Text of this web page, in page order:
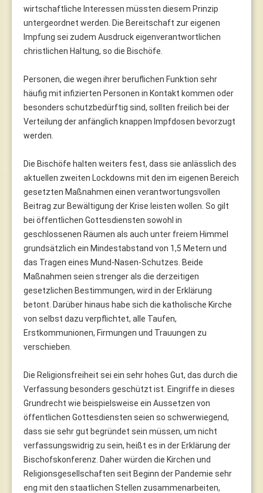
wirtschaftliche Interessen müssten diesem Prinzip
untergeordnet werden. Die Bereitschaft zur eigenen
Impfung sei zudem Ausdruck eigenverantwortlichen
christlichen Haltung, so die Bischöfe.
Personen, die wegen ihrer beruflichen Funktion sehr
häufig mit infizierten Personen in Kontakt kommen oder
besonders schutzbedürftig sind, sollten freilich bei der
Verteilung der anfänglich knappen Impfdosen bevorzugt
werden.
Die Bischöfe halten weiters fest, dass sie anlässlich des
aktuellen zweiten Lockdowns mit den im eigenen Bereich
gesetzten Maßnahmen einen verantwortungsvollen
Beitrag zur Bewältigung der Krise leisten wollen. So gilt
bei öffentlichen Gottesdiensten sowohl in
geschlossenen Räumen als auch unter freiem Himmel
grundsätzlich ein Mindestabstand von 1,5 Metern und
das Tragen eines Mund-Nasen-Schutzes. Beide
Maßnahmen seien strenger als die derzeitigen
gesetzlichen Bestimmungen, wird in der Erklärung
betont. Darüber hinaus habe sich die katholische Kirche
von selbst dazu verpflichtet, alle Taufen,
Erstkommunionen, Firmungen und Trauungen zu
verschieben.
Die Religionsfreiheit sei ein sehr hohes Gut, das durch die
Verfassung besonders geschützt ist. Eingriffe in dieses
Grundrecht wie beispielsweise ein Aussetzen von
öffentlichen Gottesdiensten seien so schwerwiegend,
dass sie sehr gut begründet sein müssen, um nicht
verfassungswidrig zu sein, heißt es in der Erklärung der
Bischofskonferenz. Daher würden die Kirchen und
Religionsgesellschaften seit Beginn der Pandemie sehr
eng mit den staatlichen Stellen zusammenarbeiten,